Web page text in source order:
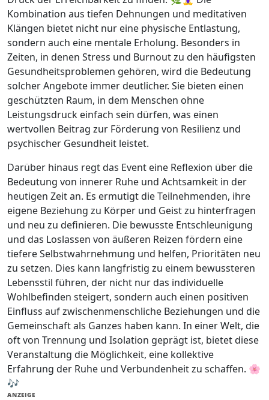
Kombination aus tiefen Dehnungen und meditativen
Klängen bietet nicht nur eine physische Entlastung,
sondern auch eine mentale Erholung. Besonders in
Zeiten, in denen Stress und Burnout zu den häufigsten
Gesundheitsproblemen gehören, wird die Bedeutung
solcher Angebote immer deutlicher. Sie bieten einen
geschützten Raum, in dem Menschen ohne
Leistungsdruck einfach sein dürfen, was einen
wertvollen Beitrag zur Förderung von Resilienz und
psychischer Gesundheit leistet.
Darüber hinaus regt das Event eine Reflexion über die
Bedeutung von innerer Ruhe und Achtsamkeit in der
heutigen Zeit an. Es ermutigt die Teilnehmenden, ihre
eigene Beziehung zu Körper und Geist zu hinterfragen
und neu zu definieren. Die bewusste Entschleunigung
und das Loslassen von äußeren Reizen fördern eine
tiefere Selbstwahrnehmung und helfen, Prioritäten neu
zu setzen. Dies kann langfristig zu einem bewussteren
Lebensstil führen, der nicht nur das individuelle
Wohlbefinden steigert, sondern auch einen positiven
Einfluss auf zwischenmenschliche Beziehungen und die
Gemeinschaft als Ganzes haben kann. In einer Welt, die
oft von Trennung und Isolation geprägt ist, bietet diese
Veranstaltung die Möglichkeit, eine kollektive
Erfahrung der Ruhe und Verbundenheit zu schaffen. 🌸
🎶
ANZEIGE